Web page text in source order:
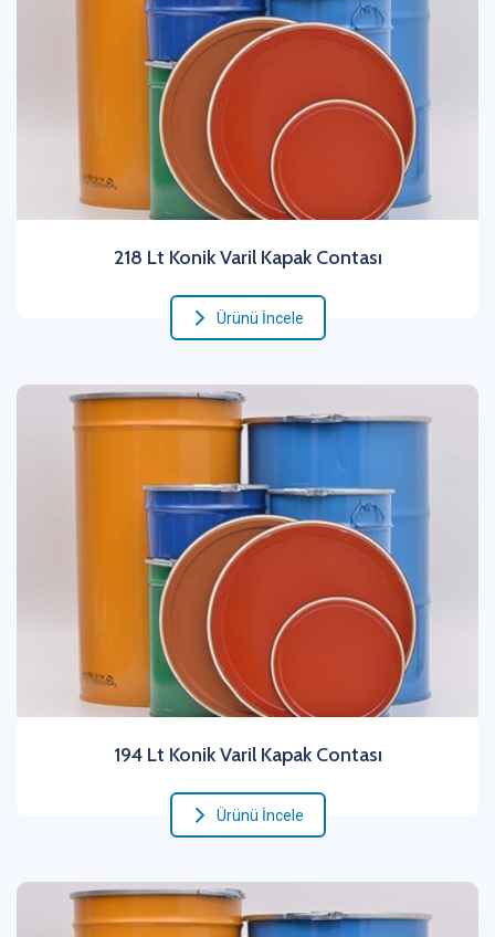
218 Lt Konik Varil Kapak Contası
Ürünü İncele
194 Lt Konik Varil Kapak Contası
Ürünü İncele